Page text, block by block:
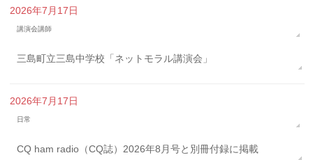
2026年7月17日
講演会講師
三島町立三島中学校「ネットモラル講演会」
2026年7月17日
日常
CQ ham radio（CQ誌）2026年8月号と別冊付録に掲載